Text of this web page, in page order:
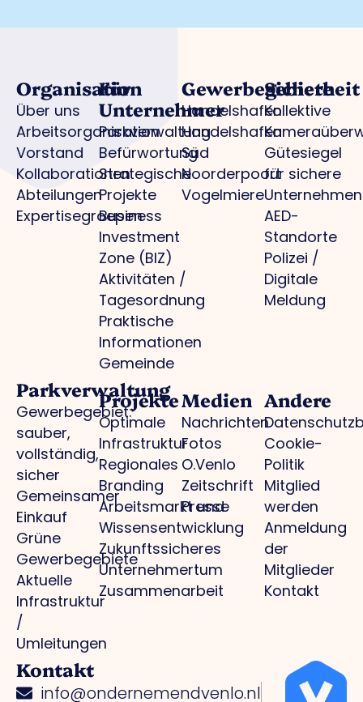
Organisation
Über uns
Arbeitsorganisation
Vorstand
Kollaborationen
Abteilungen
Expertisegroepen
Für
Unternehmer
Parkverwaltung
Befürwortung
Strategische
Projekte
Business
Investment
Zone (BIZ)
Aktivitäten /
Tagesordnung
Praktische
Informationen
Gemeinde
Gewerbegebiete
Handelshafen
Handelshafen
Süd
Noorderpoort
Vogelmiere
Sicherheit
Kollektive
Gütesiegel
für sichere
Unternehmen
AED-
Standorte
Polizei /
Digitale
Meldung
Parkverwaltung
Gewerbegebiet:
sauber,
vollständig,
sicher
Gemeinsamer
Einkauf
Grüne
Gewerbegebiete
Aktuelle
Infrastruktur
/
Umleitungen
Projekte
Optimale
Infrastruktur
Regionales
Branding
Arbeitsmarkt und
Wissensentwicklung
Zukunftssicheres
Unternehmertum
Zusammenarbeit
Medien
Nachrichten
Fotos
O.Venlo
Zeitschrift
Presse
Andere
Cookie-
Politik
Mitglied
werden
Anmeldung
der
Mitglieder
Kontakt
Kontakt
info@ondernemendvenlo.nl